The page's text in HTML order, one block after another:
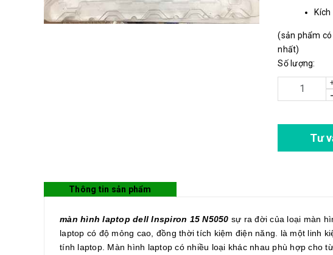
(sản phẩm
nhất)
Số lượng:
-
Tư
Thông tin sản phẩm
màn hình laptop dell Inspiron 15 N5050 sự ra đời của loại màn
laptop có độ mỏng cao, đồng thời tích kiệm điện năng. là một linh
tính laptop. Màn hình laptop có nhiều loại khác nhau phù hợp cho